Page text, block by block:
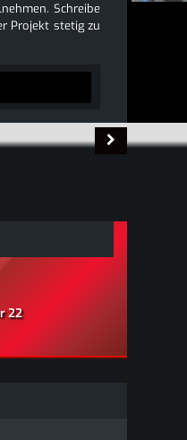
Schreibe
Projekt stetig zu
22